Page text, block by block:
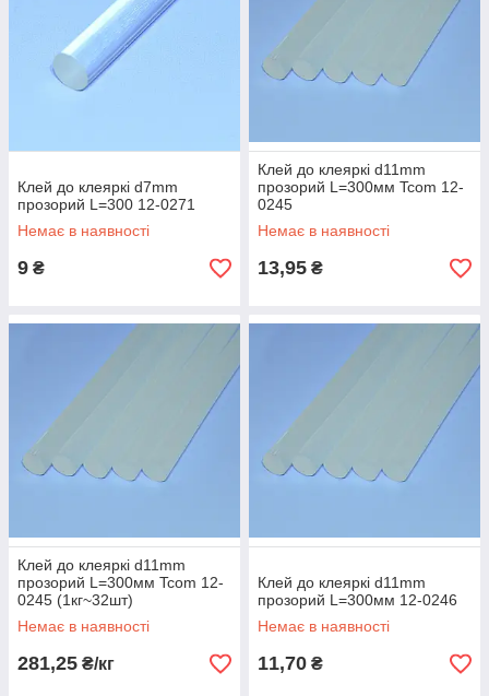
Клей до клеяркі d7mm
прозорий L=300 12-0271
Немає в наявності
9 ₴
Клей до клеяркі d11mm
прозорий L=300мм Tcom 12-
0245
Немає в наявності
13,95 ₴
Клей до клеяркі d11mm
прозорий L=300мм Tcom 12-
0245 (1кг~32шт)
Немає в наявності
281,25 ₴/кг
Клей до клеяркі d11mm
прозорий L=300мм 12-0246
Немає в наявності
11,70 ₴